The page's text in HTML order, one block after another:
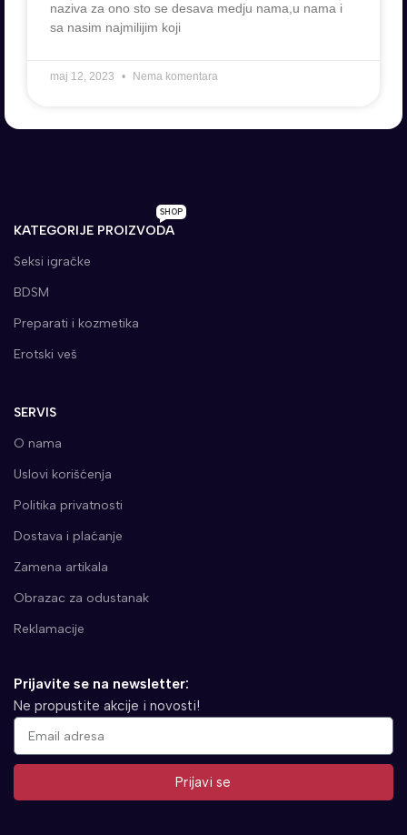
naziva za ono sto se desava medju nama,u nama i
sa nasim najmilijim koji
maj 12, 2023 Nema komentara
KATEGORIJE PROIZVODA
SHOP
Seksi igračke
BDSM
Preparati i kozmetika
Erotski veš
SERVIS
O nama
Uslovi korišćenja
Politika privatnosti
Dostava i plaćanje
Zamena artikala
Obrazac za odustanak
Reklamacije
Prijavite se na newsletter:
Ne propustite akcije i novosti!
Prijavi se